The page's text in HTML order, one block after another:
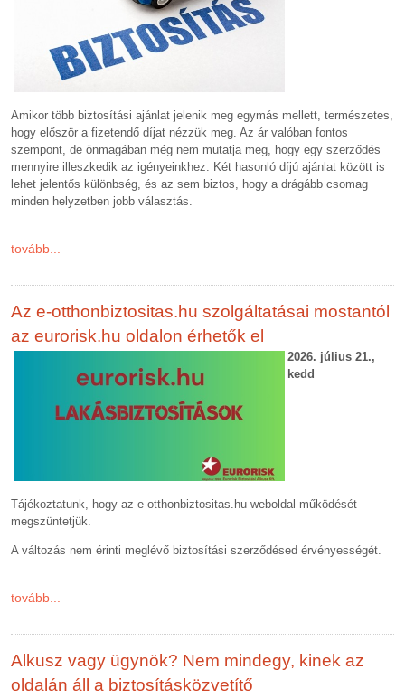
Amikor több biztosítási ajánlat jelenik meg egymás mellett, természetes,
hogy először a fizetendő díjat nézzük meg. Az ár valóban fontos
szempont, de önmagában még nem mutatja meg, hogy egy szerződés
mennyire illeszkedik az igényeinkhez. Két hasonló díjú ajánlat között is
lehet jelentős különbség, és az sem biztos, hogy a drágább csomag
minden helyzetben jobb választás.
tovább...
Az e-otthonbiztositas.hu szolgáltatásai mostantól
az eurorisk.hu oldalon érhetők el
2026. július 21.,
kedd
Tájékoztatunk, hogy az e-otthonbiztositas.hu weboldal működését
megszüntetjük.
A változás nem érinti meglévő biztosítási szerződésed érvényességét.
tovább...
Alkusz vagy ügynök? Nem mindegy, kinek az
oldalán áll a biztosításközvetítő